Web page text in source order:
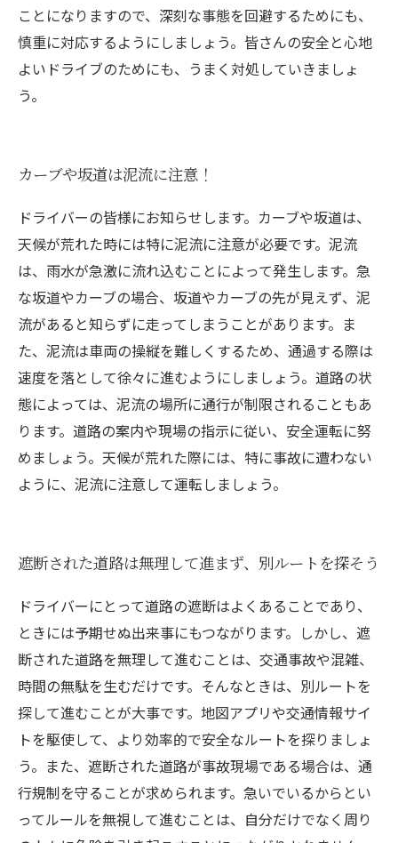
ことになりますので、深刻な事態を回避するためにも、
慎重に対応するようにしましょう。皆さんの安全と心地
よいドライブのためにも、うまく対処していきましょ
う。
カーブや坂道は泥流に注意！
ドライバーの皆様にお知らせします。カーブや坂道は、
天候が荒れた時には特に泥流に注意が必要です。泥流
は、雨水が急激に流れ込むことによって発生します。急
な坂道やカーブの場合、坂道やカーブの先が見えず、泥
流があると知らずに走ってしまうことがあります。ま
た、泥流は車両の操縦を難しくするため、通過する際は
速度を落として徐々に進むようにしましょう。道路の状
態によっては、泥流の場所に通行が制限されることもあ
ります。道路の案内や現場の指示に従い、安全運転に努
めましょう。天候が荒れた際には、特に事故に遭わない
ように、泥流に注意して運転しましょう。
遮断された道路は無理して進まず、別ルートを探そう
ドライバーにとって道路の遮断はよくあることであり、
ときには予期せぬ出来事にもつながります。しかし、遮
断された道路を無理して進むことは、交通事故や混雑、
時間の無駄を生むだけです。そんなときは、別ルートを
探して進むことが大事です。地図アプリや交通情報サイ
トを駆使して、より効率的で安全なルートを探りましょ
う。また、遮断された道路が事故現場である場合は、通
行規制を守ることが求められます。急いでいるからとい
ってルールを無視して進むことは、自分だけでなく周り